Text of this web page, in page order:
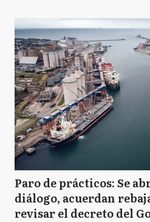
Paro de prácticos: Se
diálogo, acuerdan
revisar el decreto del